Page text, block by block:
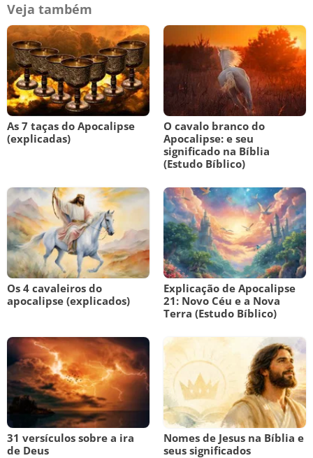
Veja também
As 7 taças do Apocalipse
(explicadas)
O cavalo branco do
Apocalipse: e seu
significado na Bíblia
(Estudo Bíblico)
Os 4 cavaleiros do
apocalipse (explicados)
Explicação de Apocalipse
21: Novo Céu e a Nova
Terra (Estudo Bíblico)
31 versículos sobre a ira
de Deus
Nomes de Jesus na Bíblia e
seus significados